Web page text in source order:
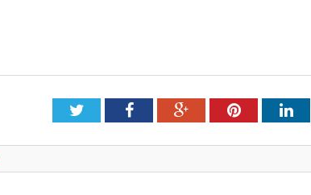
TwitterFacebookGoogle+Pinterest